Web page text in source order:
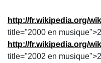
http://fr.wikipedia.org/
title="2000 en
http://fr.wikipedia.org/
title="2002 en